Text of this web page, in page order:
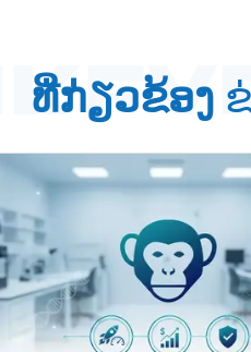
ທີ່ກ່ຽວຂ້ອງ